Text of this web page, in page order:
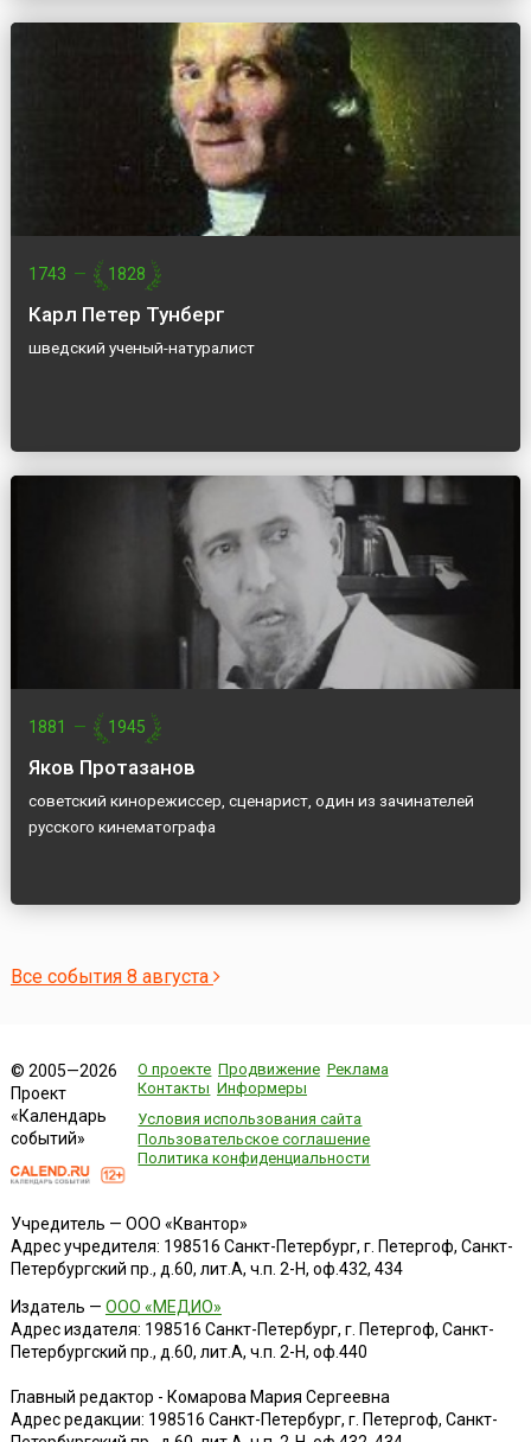
1743 — 1828
Карл Петер Тунберг
шведский ученый-натуралист
1881 — 1945
Яков Протазанов
советский кинорежиссер, сценарист, один из зачинателей
русского кинематографа
Все события 8 августа
© 2005—2026
Проект
«Календарь
событий»
О проекте Продвижение Реклама
Контакты Информеры
Условия использования сайта
Пользовательское соглашение
Политика конфиденциальности
Учредитель — ООО «Квантор»
Адрес учредителя: 198516 Санкт-Петербург, г. Петергоф, Санкт-
Петербургский пр., д.60, лит.А, ч.п. 2-Н, оф.432, 434
Издатель — ООО «МЕДИО»
Адрес издателя: 198516 Санкт-Петербург, г. Петергоф, Санкт-
Петербургский пр., д.60, лит.А, ч.п. 2-Н, оф.440
Главный редактор - Комарова Мария Сергеевна
Адрес редакции: 198516 Санкт-Петербург, г. Петергоф, Санкт-